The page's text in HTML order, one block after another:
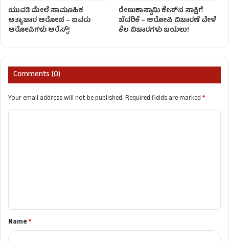
ಯುವತಿ ಮೇಲೆ ಸಾಮೂಹಿಕ
ಅತ್ಯಾಚಾರ ಆರೋಪ – ಐವರು
ಆರೋಪಿಗಳು ಅರೆಸ್ಟ್!
ರೇಣುಕಾಸ್ವಾಮಿ ಕೇಸ್‌ನ ಸಾಕ್ಷಿಗೆ
ಬೆದರಿಕೆ – ಆರೋಪಿ ವಿಚಾರಣೆ ವೇಳೆ
ಕೆಲ ವಿಚಾರಗಳು ಬಯಲು!
Comments (0)
Your email address will not be published.Required fields are marked*
t
*Name*